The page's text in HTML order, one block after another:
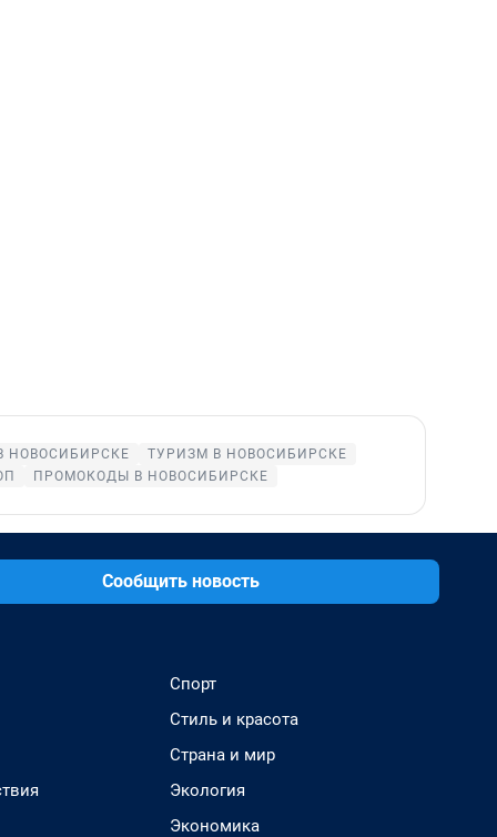
НОВОСИБИРСКЕ
ТУРИЗМ В НОВОСИБИРСКЕ
ПРОМОКОДЫ В НОВОСИБИРСКЕ
Сообщить новость
Спорт
Стиль и красота
Страна и мир
Экология
Экономика